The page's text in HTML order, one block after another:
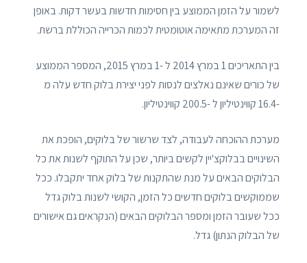
לשמור על הזמן הממוצע בין חסימות חדשות בעשר דקות. באופן
זה המערכת מתאימה אוטומטית לכמות הכרייה הכוללת ברשת.
בין התאריכים 1 במרץ 2014 ל -1 במרץ 2015, המספר הממוצע
של כורים שאינם נאלצים לנסות לפני יצירת בלוק חדש עלה מ
-16.4 קווינטיליון ל -200.5 קווינטיליון.
מערכת ההוכחה לעבודה, לצד שרשור של בלוקים, הופכת את
השינויים בבלוקצ'יין לקשים ביותר, שכן על התוקף לשנות את כל
הבלוקים הבאים על מנת שהתקנות של בלוק אחד יתקבלו. ככל
שממוקשים בלוקים חדשים כל הזמן, הקושי לשנות בלוק גדל
ככל שעובר הזמן ומספר הבלוקים הבאים (הנקראים גם אישורים
של הבלוק הנתון) גדל.